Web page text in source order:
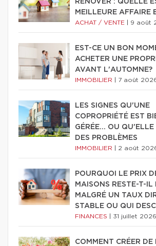
RÉNOVER : QUELLE
MEILLEURE AFFAIRE
ACHAT / VENTE 9 août
EST-CE UN BON
ACHETER UNE
AVANT L'AUTOMNE?
IMMOBILIER 7 août
LES SIGNES QU'UNE
COPROPRIÉTÉ EST
GÉRÉE… OU QU'ELLE
DES PROBLÈMES
IMMOBILIER 2 août
POURQUOI LE PRIX
MAISONS RESTE-T-IL
MALGRÉ UN TAUX
STABLE OU QUI
FINANCES 31 juillet 2026
COMMENT CRÉER